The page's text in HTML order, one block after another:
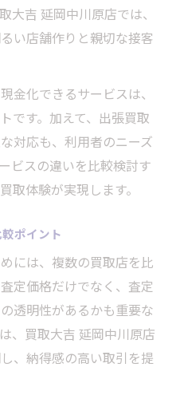
大吉 延岡中川原店では、
い店舗作りと親切な接客
金化できるサービスは、
です。加えて、出張買取
対応も、利用者のニーズ
ビスの違いを比較検討す
取体験が実現します。
ポイント
には、複数の買取店を比
定価格だけでなく、査定
透明性があるかも重要な
、買取大吉 延岡中川原店
、納得感の高い取引を提